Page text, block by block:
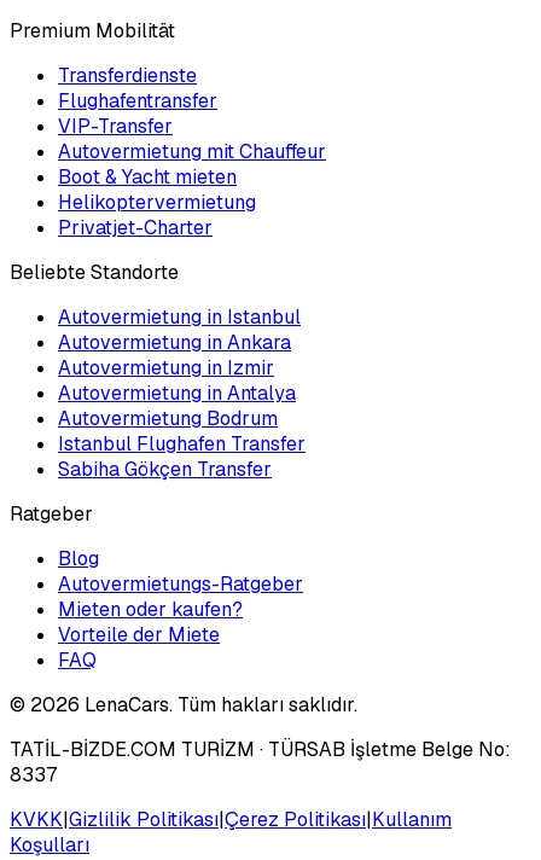
Premium Mobilität
Transferdienste
Flughafentransfer
VIP-Transfer
Autovermietung mit Chauffeur
Boot & Yacht mieten
Helikoptervermietung
Privatjet-Charter
Beliebte Standorte
Autovermietung in Istanbul
Autovermietung in Ankara
Autovermietung in Izmir
Autovermietung in Antalya
Autovermietung Bodrum
Istanbul Flughafen Transfer
Sabiha Gökçen Transfer
Ratgeber
Blog
Autovermietungs-Ratgeber
Mieten oder kaufen?
Vorteile der Miete
FAQ
© 2026 LenaCars. Tüm hakları saklıdır.
TATİL-BİZDE.COM TURİZM · TÜRSAB İşletme Belge No:
8337
KVKK|Gizlilik Politikası|Çerez Politikası|Kullanım
Koşulları